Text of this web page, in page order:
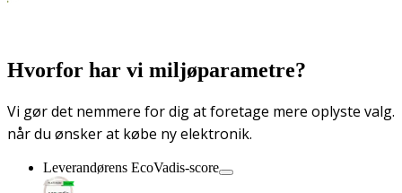
Hvorfor har vi miljøparametre?
Vi gør det nemmere for dig at foretage mere oplyste valg.
når du ønsker at købe ny elektronik.
Leverandørens EcoVadis-score